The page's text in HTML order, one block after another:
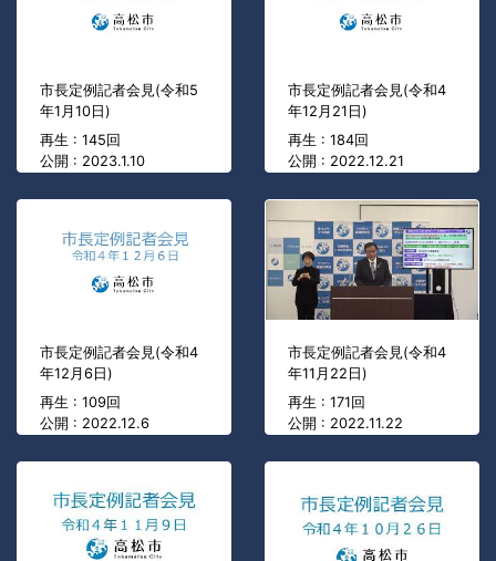
市長定例記者会見(令和5
年1月10日)
再生 : 145回
公開 : 2023.1.10
市長定例記者会見(令和4
年12月21日)
再生 : 184回
公開 : 2022.12.21
市長定例記者会見(令和4
年12月6日)
再生 : 109回
公開 : 2022.12.6
市長定例記者会見(令和4
年11月22日)
再生 : 171回
公開 : 2022.11.22